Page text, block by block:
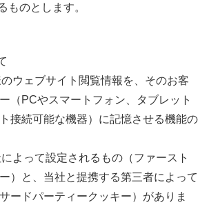
ものとします。
ウェブサイト閲覧情報を、そのお客
（PCやスマートフォン、タブレット
接続可能な機器）に記憶させる機能の
よって設定されるもの（ファースト
）と、当社と提携する第三者によって
ードパーティークッキー）がありま